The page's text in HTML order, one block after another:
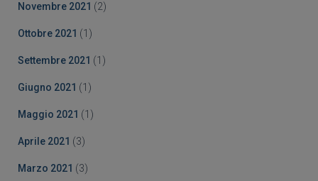
Novembre 2021 (2)
Ottobre 2021 (1)
Settembre 2021 (1)
Giugno 2021 (1)
Maggio 2021 (1)
Aprile 2021 (3)
Marzo 2021 (3)